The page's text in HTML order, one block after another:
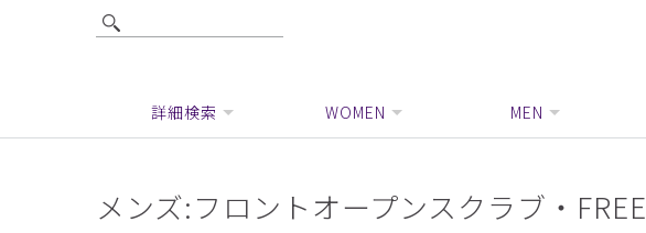
詳細検索 WOMEN MEN
メンズ:フロントオープンスクラブ・FREE